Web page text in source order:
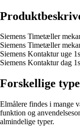
Siemens Timetæller
Siemens Timetæller
Siemens Kontaktur uge
Siemens Kontaktur dag
Forskellige
Elmålere findes i mange
funktion og
almindelige typer.